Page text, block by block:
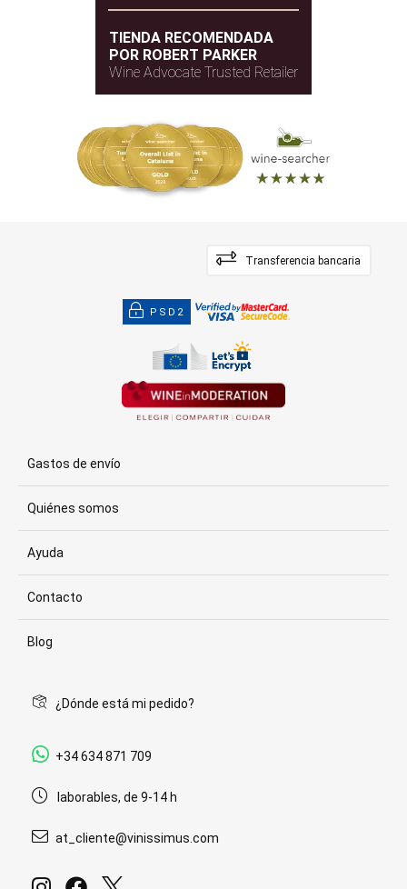
TIENDA RECOMENDADA
POR ROBERT PARKER
Wine Advocate Trusted Retailer
Transferencia bancaria
PSD2
Gastos de envío
Quiénes somos
Ayuda
Contacto
Blog
¿Dónde está mi pedido?
+34 634 871 709
laborables, de 9-14 h
at_cliente@vinissimus.com